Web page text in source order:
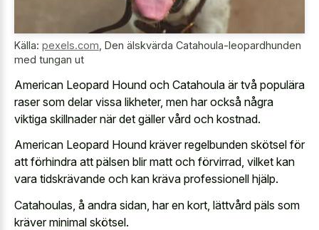
Källa: pexels.com Den älskvärda Catahoula-leopardhunden
med tungan ut
American Leopard Hound och Catahoula är två populära
raser som delar vissa likheter, men har också några
viktiga skillnader när det gäller vård och kostnad.
American Leopard Hound kräver regelbunden skötsel för
att förhindra att pälsen blir matt och förvirrad, vilket kan
vara tidskrävande och kan kräva professionell hjälp.
Catahoulas, å andra sidan, har en kort, lättvård päls som
kräver minimal skötsel.